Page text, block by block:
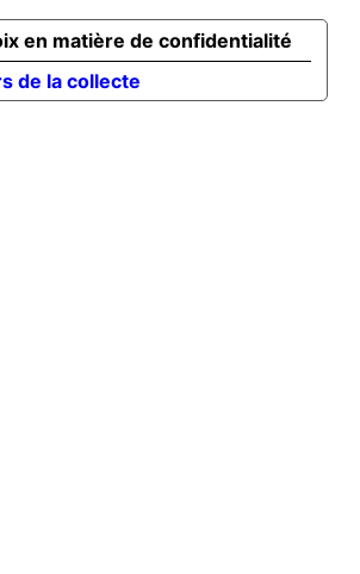
de la collecte
en matière de confidentialité